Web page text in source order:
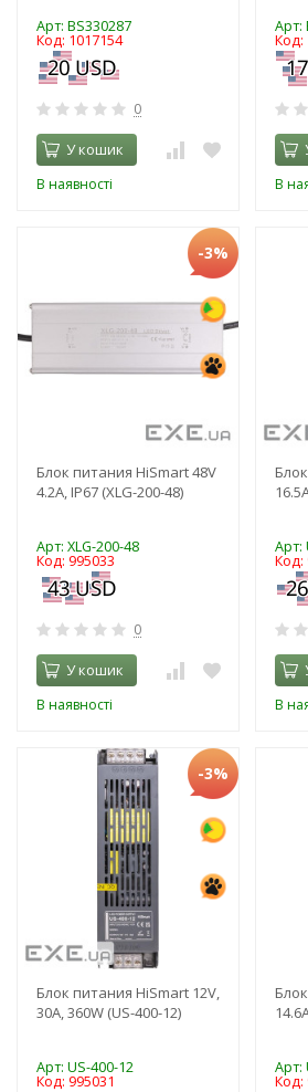
Арт: BS330287
Код: 1017154
0
У кошик
В наявності
Арт:
Код:
В
-3%
Блок питания HiSmart 48V
4.2A, IP67 (XLG-200-48)
Арт: XLG-200-48
Код: 995033
0
У кошик
В наявності
Арт:
Код:
В
-3%
Блок питания HiSmart 12V,
30A, 360W (US-400-12)
Арт: US-400-12
Код: 995031
Арт:
Код: